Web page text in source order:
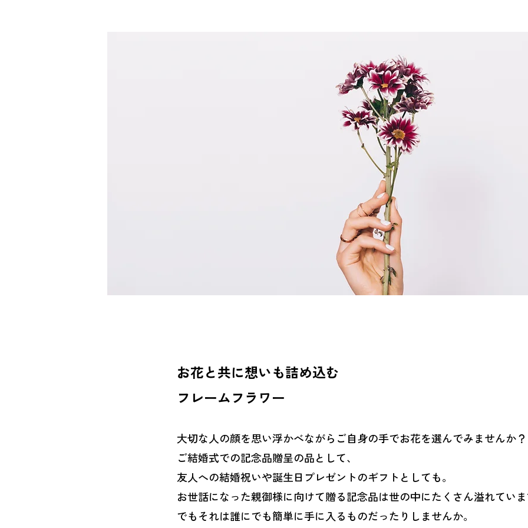
お花と共に想いも詰め込む
フレームフラワー
大切な人の顔を思い浮かべながらご自身の手でお花を選んでみませんか？
ご結婚式での記念品贈呈の品として、
友人への結婚祝いや誕生日プレゼントのギフトとしても。
お世話になった親御様に向けて贈る記念品は世の中にたくさん溢れてい
でもそれは誰にでも簡単に手に入るものだったりしませんか。